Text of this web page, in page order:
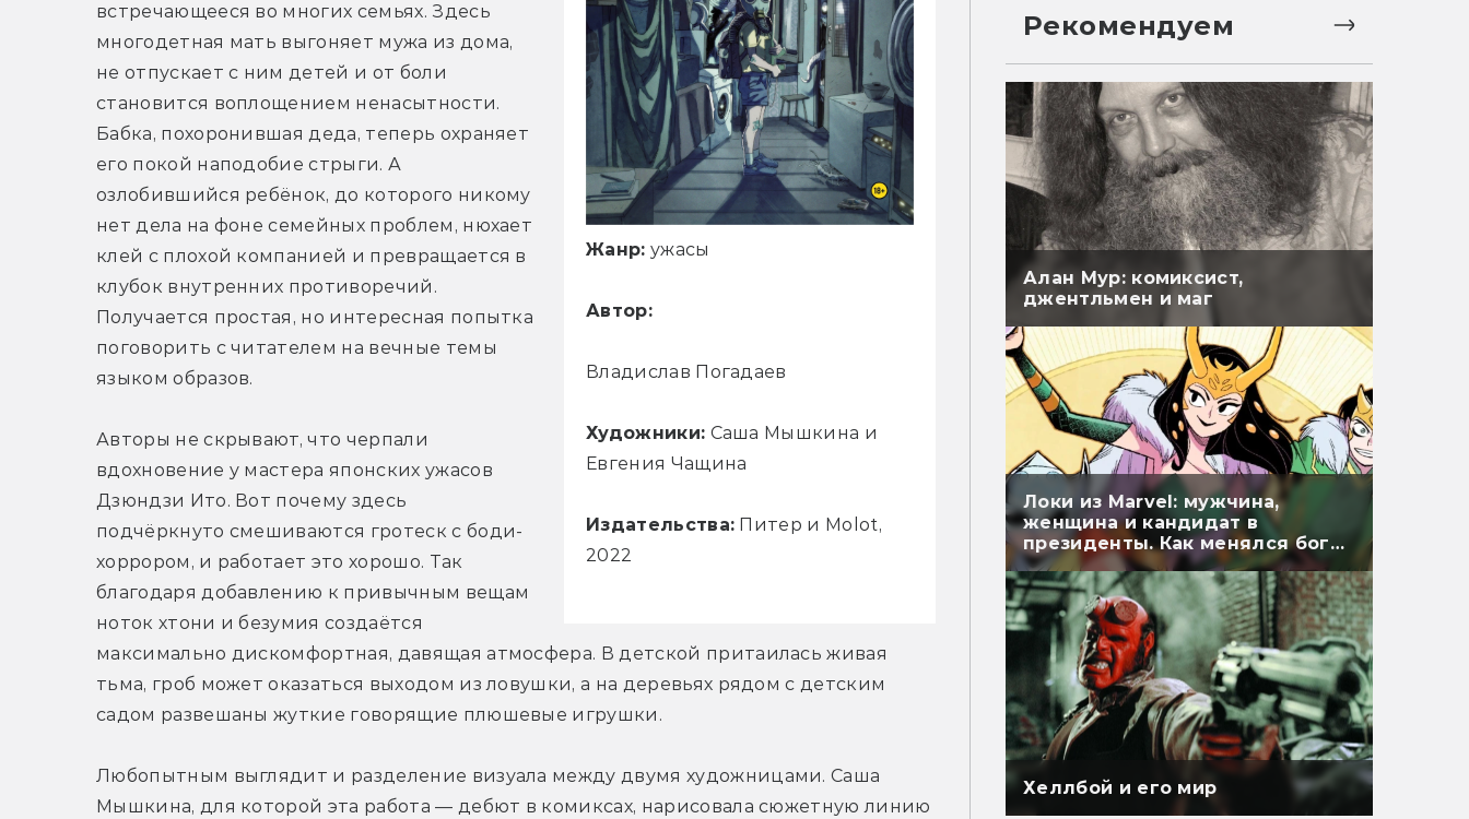
Жанр: ужасы
Автор:
Владислав Погадаев
Художники: Саша Мышкина и
Евгения Чащина
Издательства: Питер и Molot,
2022
встречающееся во многих семьях. Здесь
многодетная мать выгоняет мужа из дома,
не отпускает с ним детей и от боли
становится воплощением ненасытности.
Бабка, похоронившая деда, теперь охраняет
его покой наподобие стрыги. А
озлобившийся ребёнок, до которого никому
нет дела на фоне семейных проблем, нюхает
клей с плохой компанией и превращается в
клубок внутренних противоречий.
Получается простая, но интересная попытка
поговорить с читателем на вечные темы
языком образов.
Авторы не скрывают, что черпали
вдохновение у мастера японских ужасов
Дзюндзи Ито. Вот почему здесь
подчёркнуто смешиваются гротеск с боди-
хоррором, и работает это хорошо. Так
благодаря добавлению к привычным вещам
ноток хтони и безумия создаётся
максимально дискомфортная, давящая атмосфера. В детской притаилась живая
тьма, гроб может оказаться выходом из ловушки, а на деревьях рядом с детским
садом развешаны жуткие говорящие плюшевые игрушки.
Любопытным выглядит и разделение визуала между двумя художницами. Саша
Мышкина, для которой эта работа — дебют в комиксах, нарисовала сюжетную линию
Рекомендуем
Алан Мур: комиксист,
джентльмен и маг
Локи из Marvel: мужчина,
женщина и кандидат в
президенты. Как менялся бог
обмана в комиксах
Хеллбой и его мир